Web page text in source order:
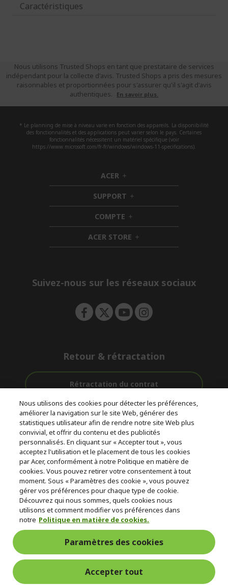
Caractéristiques
Nous utilisons Trusted Shops en tant que prestataire de services
indépendant pour la collecte d'avis. Trusted Shops a pris des mesures
raisonnables et proportionnées pour s'assurer qu'il s'agit d'avis
authentiques.
En savoir plus.
* Le planning de mise à niveau varie en fonction des appareils. La disponibilité
des fonctionnalités et des applications peut varier selon le pays. Certaines
fonctionnalités nécessitent un matériel spécifique (voir
https://www.microsoft.com/fr-fr/windows/windows-11-specifications).
ACER h
i
d
d
e
n
SUPPORT h
i
d
d
e
n
COMPTE h
i
d
d
ACER STORE h
i
e
Suivez-nous sur les réseaux sociaux
Retour & rétractation
Rétractation du contrat
Livraison
Gratuite
Accompagnement
avant et après-
vente
Avec 0%
D'intérêt
© 2026 Acer Inc.
CPYou BV est le revendeur et marchand agréé pour les produits et
services proposés au sein de ce magasin.
France Metropolitaine
Nous utilisons des cookies pour détecter les préférences,
améliorer la navigation sur le site Web, générer des
statistiques utilisateur afin de rendre notre site Web plus
convivial, et offrir du contenu et des publicités
personnalisés. En cliquant sur « Accepter tout », vous
acceptez l'utilisation et le placement de tous les cookies
par Acer, conformément à notre Politique en matière de
cookies. Vous pouvez retirer votre consentement à tout
moment. Sous « Paramètres des cookie », vous pouvez
gérer vos préférences pour chaque type de cookie.
Découvrez qui nous sommes, quels cookies nous
utilisons et comment modifier vos préférences dans
notre Politique en matière de cookies.
Paramètres des cookies
Accepter tout